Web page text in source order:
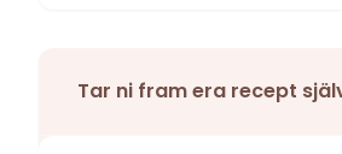
Tar ni fram era recept